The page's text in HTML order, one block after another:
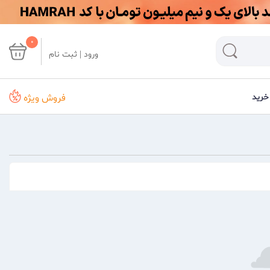
ورود | ثبت نام
0
فروش ویژه